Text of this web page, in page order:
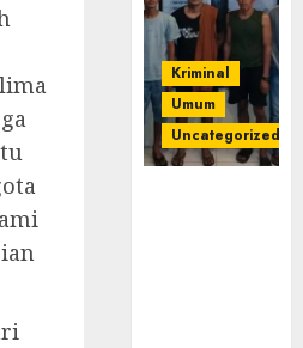
Kriminal
Umum
Uncategorized